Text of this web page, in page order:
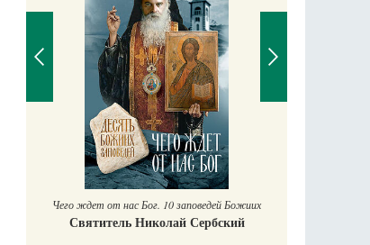
Чего ждет от нас Бог. 10 заповедей Божиих
Святитель Николай Сербский